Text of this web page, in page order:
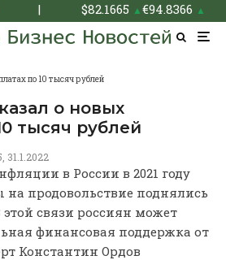
| $82.1665 ▲€94.8366 ▲
по 10 тысяч рублей
о новых
тысяч рублей
31.1.2022
в России в 2021 году
на продовольствие поднялись
этой связи россиян может
финансовая поддержка от
Константин Ордов